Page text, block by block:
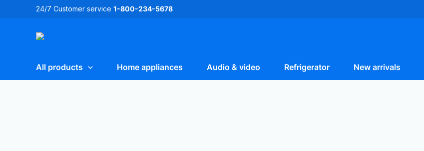
contenido
24/7 Customer service 1-800-234-5678
All products Home appliances Audio & video Refrigerator New arrivals